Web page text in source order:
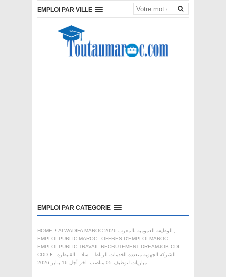
EMPLOI PAR VILLE
EMPLOI PAR CATEGORIE
HOME ALWADIFA MAROC 2026 الوظيفة العمومية بالمغرب
,
EMPLOI PUBLIC MAROC , OFFRES D'EMPLOI MAROC
EMPLOI PUBLIC TRAVAIL RECRUTEMENT DREAMJOB CDI
CDD
الشركة الجهوية متعددة الخدمات الرباط – سلا – القنيطرة :
مباريات لتوظيف 05 مناصب. آخر أجل 16 يناير 2026